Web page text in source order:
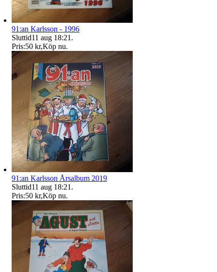
91:an Karlsson - 1996
Sluttid11 aug 18:21 .
Pris:50 kr,Köp nu.
91:an Karlsson Årsalbum 2019
Sluttid11 aug 18:21 .
Pris:50 kr,Köp nu.